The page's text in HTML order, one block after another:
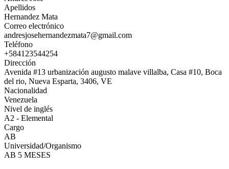
Apellidos
Hernandez Mata
Correo electrónico
andresjosehernandezmata7@gmail.com
Teléfono
+584123544254
Dirección
Avenida #13 urbanización augusto malave villalba, Casa #10, Boca
del rio, Nueva Esparta, 3406, VE
Nacionalidad
Venezuela
Nivel de inglés
A2 - Elemental
Cargo
AB
Universidad/Organismo
AB 5 MESES